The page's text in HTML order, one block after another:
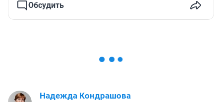
Обсудить
Надежда Кондрашова